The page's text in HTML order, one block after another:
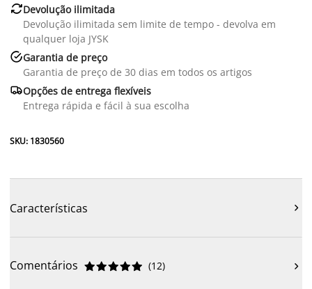
Devolução ilimitada
Devolução ilimitada sem limite de tempo - devolva em
qualquer loja JYSK
Garantia de preço
Garantia de preço de 30 dias em todos os artigos
Opções de entrega flexíveis
Entrega rápida e fácil à sua escolha
SKU: 1830560
Características 
Comentários 




 (12) 